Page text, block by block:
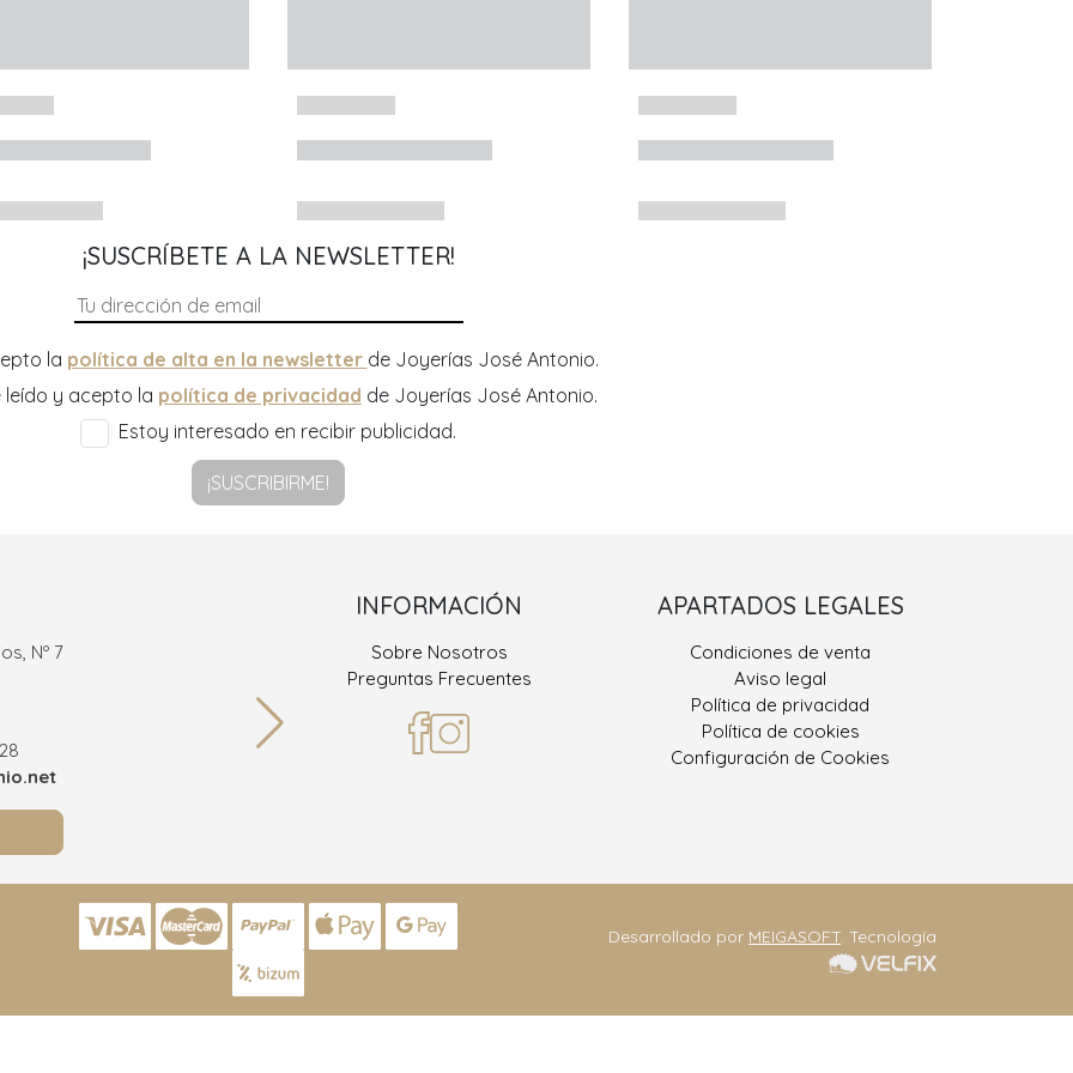
¡SUSCRÍBETE A LA NEWSLETTER!
la política de alta en la newsletter de Joyerías José Antonio.
leído y acepto la política de privacidad de Joyerías José Antonio.
Estoy interesado en recibir publicidad.
¡SUSCRIBIRME!
Nº 7
Ramón González, Nº 9
36400 Porriño, O
Teléfono: 986 330 928
INFORMACIÓN
Sobre Nosotros
Preguntas Frecuentes
APARTADOS LEGALES
Condiciones de venta
Aviso legal
Política de privacidad
Política de cookies
Configuración de Cookies
Desarrollado por MEIGASOFT. Tecnología